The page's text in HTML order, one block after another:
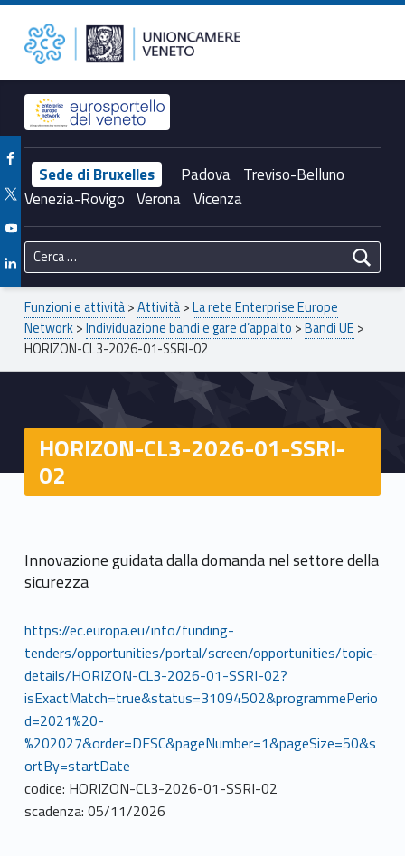
HORIZON-CL3-2026-01-SSRI-02 – Unioncamere del Veneto Unioncamere del Veneto
Header info sidebar
Sede di Bruxelles Padova Treviso-Belluno
Venezia-Rovigo Verona Vicenza
Facebook Unioncamere Veneto
Twitter Unioncamere Veneto
Youtube Unioncamere Veneto
Linkedin Unioncamere Veneto
Ricerca per:
Breadcrumbs navigation
Funzioni e attività>Attività>La rete Enterprise Europe
Network>Individuazione bandi e gare d’appalto >Bandi UE >
HORIZON-CL3-2026-01-SSRI-02
HORIZON-CL3-2026-01-SSRI-
02
Innovazione guidata dalla domanda nel settore della
sicurezza
https://ec.europa.eu/info/funding-
tenders/opportunities/portal/screen/opportunities/topic-
details/HORIZON-CL3-2026-01-SSRI-02?
isExactMatch=true&status=31094502&programmePerio
d=2021%20-
%202027&order=DESC&pageNumber=1&pageSize=50&s
ortBy=startDate
codice: HORIZON-CL3-2026-01-SSRI-02
scadenza: 05/11/2026